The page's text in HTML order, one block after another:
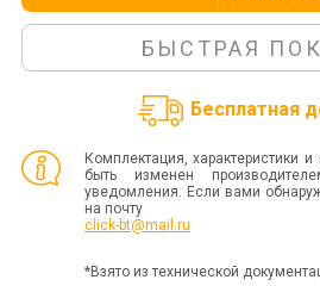
БЫСТРАЯ
Бесплатная
Комплектация, характеристики
быть изменен
уведомления. Если вами
на почту
click-bt@mail.ru
*Взято из технической